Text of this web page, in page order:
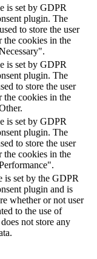
is set by GDPR
plugin. The
to store the user
the cookies in the
is set by GDPR
plugin. The
to store the user
the cookies in the
is set by GDPR
plugin. The
to store the user
the cookies in the
is set by the GDPR
plugin and is
whether or not user
to the use of
not store any